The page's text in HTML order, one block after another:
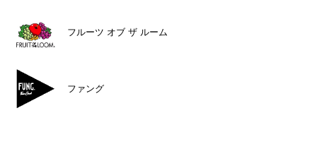
フルーツ オブ ザ ルーム
ファング